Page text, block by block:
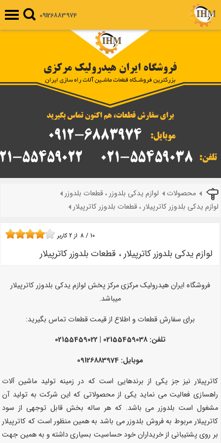
09126883974
محصولات
لوازم یدکی بلدوزر ، قطعات بلدوزر
لوازم یدکی بلدوزر کاترپیلار ، قطعات بلدوزر کاترپیلار
لوازم یدکی بلدوزر کاترپیلار ، قطعات بلدوزر کاترپیلار
8 / 10 از 2 کاربر
فروشگاه ایران هیدرولیک مرکزی مرکز پخش لوازم یدکی بلدوزر کاترپیلار
میباشد.
برای سفارش قطعات و اطلاع از قیمت قطعات تماس بگیرید:
تلفن: 02155459038 | 02155459022
موبایل: 09126883974
کاترپیلار نیز جز یکی از برندهایی است که در زمینه تولید ماشین آلات
راهسازی فعالیت می نماید یکی از محصولاتی که این شرکت به تولید آن
مشغول است بلدوزر می باشد. که هر ساله بخش قابل توجهی از سود
کاترپیلار مربوط به فروش بلدوزر می باشد به همین منظور است که کاترپیلار
بر روی پشتیبانی از خریداران خود حساسیت بسیاری داشته و به همین جهت